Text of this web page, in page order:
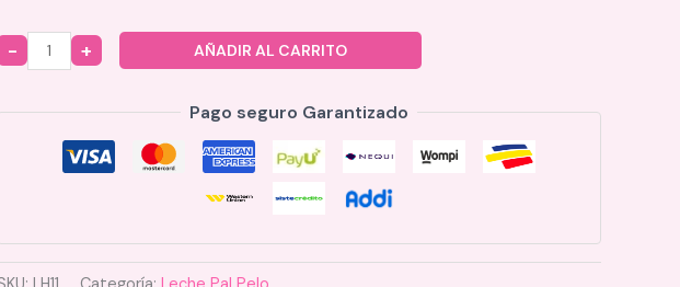
AÑADIR AL CARRITO
Pago seguro Garantizado